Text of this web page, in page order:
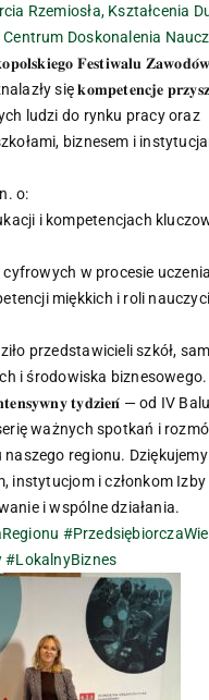
Rzemiosła, Kształcenia
Centrum Doskonalenia
𝐅𝐞𝐬𝐭𝐢𝐰𝐚𝐥𝐮
się 𝐤𝐨𝐦𝐩𝐞𝐭𝐞𝐧𝐜𝐣𝐞
ludzi do rynku pracy oraz
biznesem i
o:
i kompetencjach
cyfrowych w procesie
miękkich i roli
przedstawicieli szkół,
i środowiska biznesowego.
𝐭𝐲𝐝𝐳𝐢𝐞𝐧́ — od IV Balu
ważnych spotkań i
regionu. Dziękujemy
instytucjom i członkom Izby
i wspólne działania.
#LokalnyBiznes